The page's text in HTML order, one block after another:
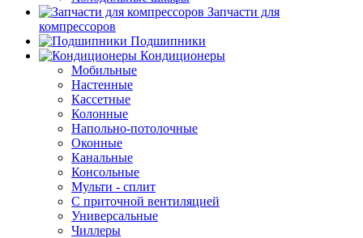
Запчасти для
компрессоров
Подшипники
Кондиционеры
Мобильные
Настенные
Кассетные
Колонные
Напольно-потолочные
Оконные
Канальные
Консольные
Мульти - сплит
С приточной вентиляцией
Универсальные
Чиллеры